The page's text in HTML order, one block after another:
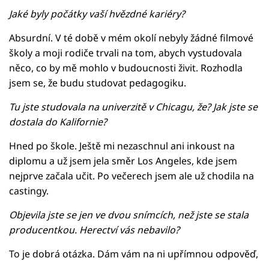
Jaké byly počátky vaší hvězdné kariéry?
Absurdní. V té době v mém okolí nebyly žádné filmové
školy a moji rodiče trvali na tom, abych vystudovala
něco, co by mě mohlo v budoucnosti živit. Rozhodla
jsem se, že budu studovat pedagogiku.
Tu jste studovala na univerzitě v Chicagu, že? Jak jste se
dostala do Kalifornie?
Hned po škole. Ještě mi nezaschnul ani inkoust na
diplomu a už jsem jela směr Los Angeles, kde jsem
nejprve začala učit. Po večerech jsem ale už chodila na
castingy.
Objevila jste se jen ve dvou snímcích, než jste se stala
producentkou. Herectví vás nebavilo?
To je dobrá otázka. Dám vám na ni upřímnou odpověď,